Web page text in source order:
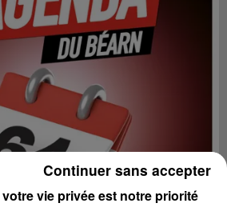
vie privée est notre priorité
Continuer sans accepter